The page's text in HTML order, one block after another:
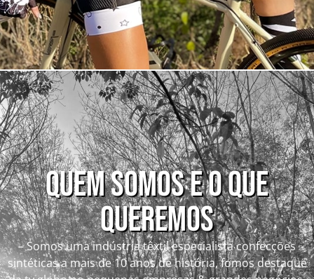
QUEM SOMOS E O QUE
QUEREMOS
– Somos uma indústria têxtil especialista confecções
sintéticas a mais de 10 anos de história, fomos destaque